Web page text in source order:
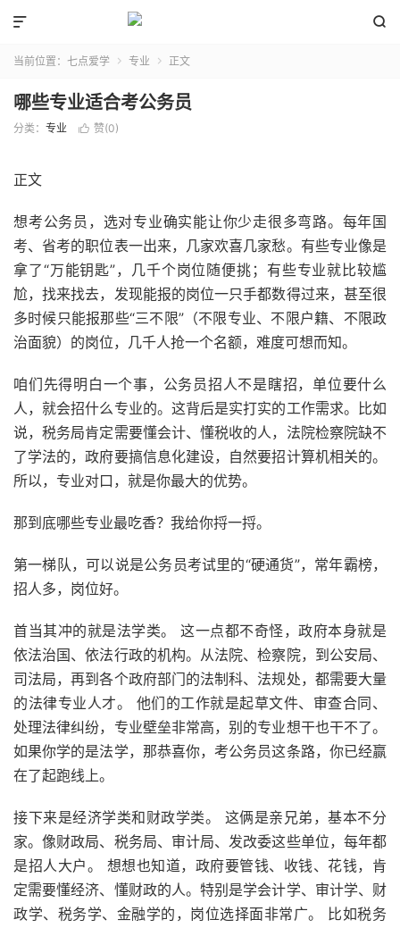


当前位置： 七点爱学  专业  正文
哪些专业适合考公务员
分类： 专业  赞(0)
正文
想考公务员，选对专业确实能让你少走很多弯路。每年国
考、省考的职位表一出来，几家欢喜几家愁。有些专业像是
拿了“万能钥匙”，几千个岗位随便挑；有些专业就比较尴
尬，找来找去，发现能报的岗位一只手都数得过来，甚至很
多时候只能报那些“三不限”（不限专业、不限户籍、不限政
治面貌）的岗位，几千人抢一个名额，难度可想而知。
咱们先得明白一个事，公务员招人不是瞎招，单位要什么
人，就会招什么专业的。这背后是实打实的工作需求。比如
说，税务局肯定需要懂会计、懂税收的人，法院检察院缺不
了学法的，政府要搞信息化建设，自然要招计算机相关的。
所以，专业对口，就是你最大的优势。
那到底哪些专业最吃香？我给你捋一捋。
第一梯队，可以说是公务员考试里的“硬通货”，常年霸榜，
招人多，岗位好。
首当其冲的就是法学类。 这一点都不奇怪，政府本身就是
依法治国、依法行政的机构。从法院、检察院，到公安局、
司法局，再到各个政府部门的法制科、法规处，都需要大量
的法律专业人才。 他们的工作就是起草文件、审查合同、
处理法律纠纷，专业壁垒非常高，别的专业想干也干不了。
如果你学的是法学，那恭喜你，考公务员这条路，你已经赢
在了起跑线上。
接下来是经济学类和财政学类。 这俩是亲兄弟，基本不分
家。像财政局、税务局、审计局、发改委这些单位，每年都
是招人大户。 想想也知道，政府要管钱、收钱、花钱，肯
定需要懂经济、懂财政的人。特别是学会计学、审计学、财
政学、税务学、金融学的，岗位选择面非常广。 比如税务